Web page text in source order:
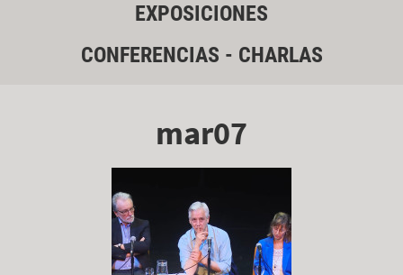
EXPOSICIONES
CONFERENCIAS - CHARLAS
mar07